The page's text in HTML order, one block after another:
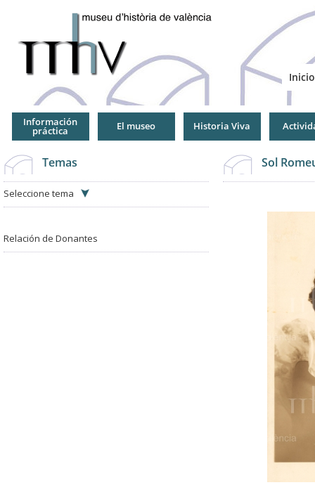
Inicio
Información
práctica El museo Historia Viva
Temas
Seleccione tema
Relación de Donantes
Sol